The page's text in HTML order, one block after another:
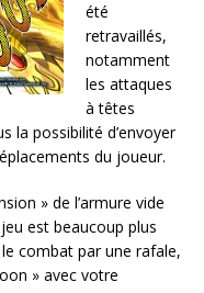
été
retravaillés,
notamment
les attaques
à têtes
la possibilité d’envoyer
du joueur.
» de l’armure vide
est beaucoup plus
combat par une rafale,
» avec votre